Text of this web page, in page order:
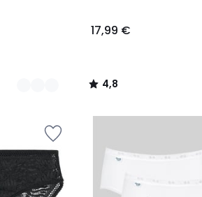
17,99 €
4,8
/